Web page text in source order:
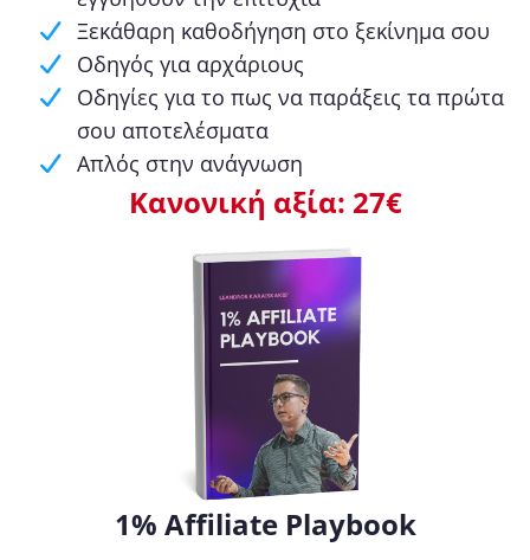
Ξεκάθαρη καθοδήγηση στο ξεκίνημα σου
Οδηγός για αρχάριους
Οδηγίες για το πως να παράξεις τα πρώτα
σου αποτελέσματα
Απλός στην ανάγνωση
Κανονική αξία: 27€
1% Affiliate Playbook